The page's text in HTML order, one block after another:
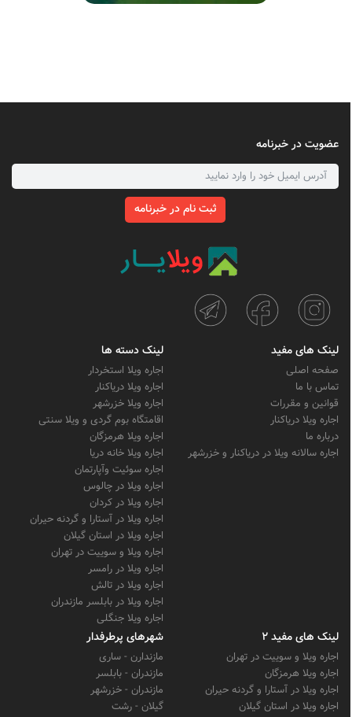
عضویت در خبرنامه
ثبت نام در خبرنامه
لینک های مفید
صفحه اصلی
تماس با ما
قوانین و مقررات
اجاره ویلا دریاکنار
درباره ما
اجاره سالانه ویلا در دریاکنار و خزرشهر
لینک دسته ها
اجاره ویلا استخردار
اجاره ویلا دریاکنار
اجاره ویلا خزرشهر
اقامتگاه بوم گردی و ویلا سنتی
اجاره ویلا هرمزگان
اجاره ویلا خانه دریا
اجاره سوئیت وآپارتمان
اجاره ویلا در چالوس
اجاره ویلا در کردان
اجاره ویلا در آستارا و گردنه حیران
اجاره ویلا در استان گیلان
اجاره ویلا و سوییت در تهران
اجاره ویلا در رامسر
اجاره ویلا در تالش
اجاره ویلا در بابلسر مازندران
اجاره ویلا جنگلی
لینک های مفید 2
اجاره ویلا و سوییت در تهران
اجاره ویلا هرمزگان
اجاره ویلا در آستارا و گردنه حیران
اجاره ویلا در استان گیلان
شهرهای پرطرفدار
مازندارن - ساری
مازندران - بابلسر
مازندران - خزرشهر
گیلان - رشت